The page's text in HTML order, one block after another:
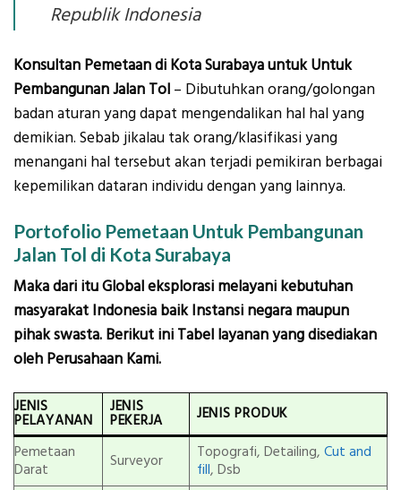
Republik Indonesia
Konsultan Pemetaan di Kota Surabaya untuk Untuk
Pembangunan Jalan Tol – Dibutuhkan orang/golongan
badan aturan yang dapat mengendalikan hal hal yang
demikian. Sebab jikalau tak orang/klasifikasi yang
menangani hal tersebut akan terjadi pemikiran berbagai
kepemilikan dataran individu dengan yang lainnya.
Portofolio Pemetaan Untuk Pembangunan
Jalan Tol di Kota Surabaya
Maka dari itu Global eksplorasi melayani kebutuhan
masyarakat Indonesia baik Instansi negara maupun
pihak swasta. Berikut ini Tabel layanan yang disediakan
oleh Perusahaan Kami.
JENIS
PELAYANAN
JENIS
PEKERJA JENIS PRODUK
Pemetaan
Darat
Surveyor Topografi, Detailing, Cut and
fill, Dsb